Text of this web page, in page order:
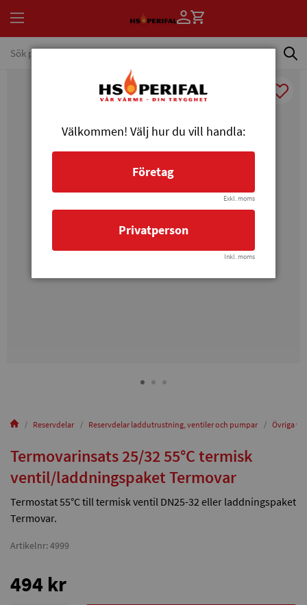
Reservdelar Reservdelar laddutrustning, ventiler och pumpar Övriga
Termovarinsats 25/32 55°C termisk
ventil/laddningspaket Termovar
Termostat 55°C till termisk ventil DN25-32 eller laddningspaket
Termovar.
Artikelnr: 4999
494 kr
Välkommen! Välj hur du vill handla:
Företag
Exkl. moms
Privatperson
Inkl. moms